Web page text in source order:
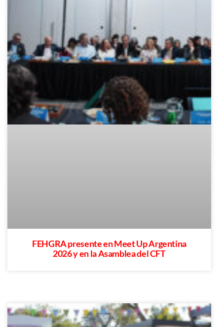
FEHGRA presente en Meet Up Argentina
2026 y en la Asamblea del CFT